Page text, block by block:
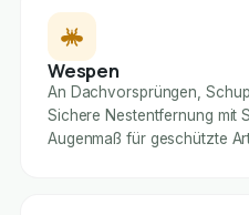
Wespen
An Dachvorsprüngen,
Sichere Nestentfernung mit
Augenmaß für geschützte